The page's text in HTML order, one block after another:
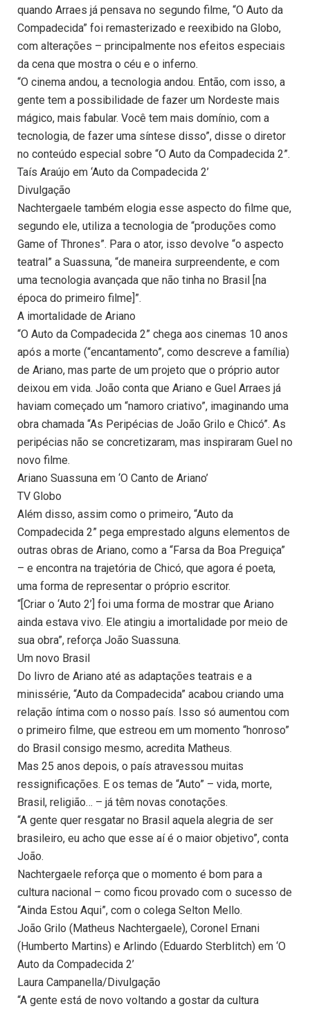
quando Arraes já pensava no segundo filme, “O Auto da
Compadecida” foi remasterizado e reexibido na Globo,
com alterações – principalmente nos efeitos especiais
da cena que mostra o céu e o inferno.
“O cinema andou, a tecnologia andou. Então, com isso, a
gente tem a possibilidade de fazer um Nordeste mais
mágico, mais fabular. Você tem mais domínio, com a
tecnologia, de fazer uma síntese disso”, disse o diretor
no conteúdo especial sobre “O Auto da Compadecida 2”.
Taís Araújo em ‘Auto da Compadecida 2’
Divulgação
Nachtergaele também elogia esse aspecto do filme que,
segundo ele, utiliza a tecnologia de “produções como
Game of Thrones”. Para o ator, isso devolve “o aspecto
teatral” a Suassuna, “de maneira surpreendente, e com
uma tecnologia avançada que não tinha no Brasil [na
época do primeiro filme]”.
A imortalidade de Ariano
“O Auto da Compadecida 2” chega aos cinemas 10 anos
após a morte (“encantamento”, como descreve a família)
de Ariano, mas parte de um projeto que o próprio autor
deixou em vida. João conta que Ariano e Guel Arraes já
haviam começado um “namoro criativo”, imaginando uma
obra chamada “As Peripécias de João Grilo e Chicó”. As
peripécias não se concretizaram, mas inspiraram Guel no
novo filme.
Ariano Suassuna em ‘O Canto de Ariano’
TV Globo
Além disso, assim como o primeiro, “Auto da
Compadecida 2” pega emprestado alguns elementos de
outras obras de Ariano, como a “Farsa da Boa Preguiça”
– e encontra na trajetória de Chicó, que agora é poeta,
uma forma de representar o próprio escritor.
“[Criar o ‘Auto 2’] foi uma forma de mostrar que Ariano
ainda estava vivo. Ele atingiu a imortalidade por meio de
sua obra”, reforça João Suassuna.
Um novo Brasil
Do livro de Ariano até as adaptações teatrais e a
minissérie, “Auto da Compadecida” acabou criando uma
relação íntima com o nosso país. Isso só aumentou com
o primeiro filme, que estreou em um momento “honroso”
do Brasil consigo mesmo, acredita Matheus.
Mas 25 anos depois, o país atravessou muitas
ressignificações. E os temas de “Auto” – vida, morte,
Brasil, religião… – já têm novas conotações.
“A gente quer resgatar no Brasil aquela alegria de ser
brasileiro, eu acho que esse aí é o maior objetivo”, conta
João.
Nachtergaele reforça que o momento é bom para a
cultura nacional – como ficou provado com o sucesso de
“Ainda Estou Aqui”, com o colega Selton Mello.
João Grilo (Matheus Nachtergaele), Coronel Ernani
(Humberto Martins) e Arlindo (Eduardo Sterblitch) em ‘O
Auto da Compadecida 2’
Laura Campanella/Divulgação
“A gente está de novo voltando a gostar da cultura